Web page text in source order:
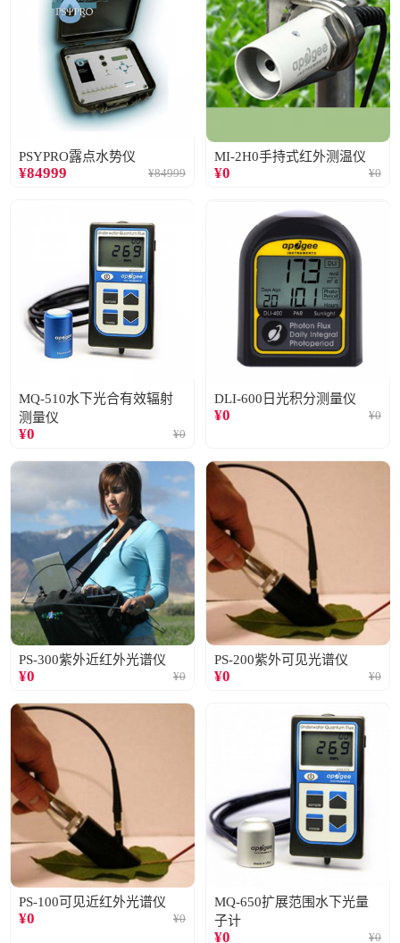
PSYPRO露点水势仪
¥84999 ¥84999
MI-2H0手持式红外测温仪
¥0 ¥0
MQ-510水下光合有效辐射
测量仪
¥0 ¥0
DLI-600日光积分测量仪
¥0 ¥0
PS-300紫外近红外光谱仪
¥0 ¥0
PS-200紫外可见光谱仪
¥0 ¥0
PS-100可见近红外光谱仪
¥0 ¥0
MQ-650扩展范围水下光量
子计
¥0 ¥0